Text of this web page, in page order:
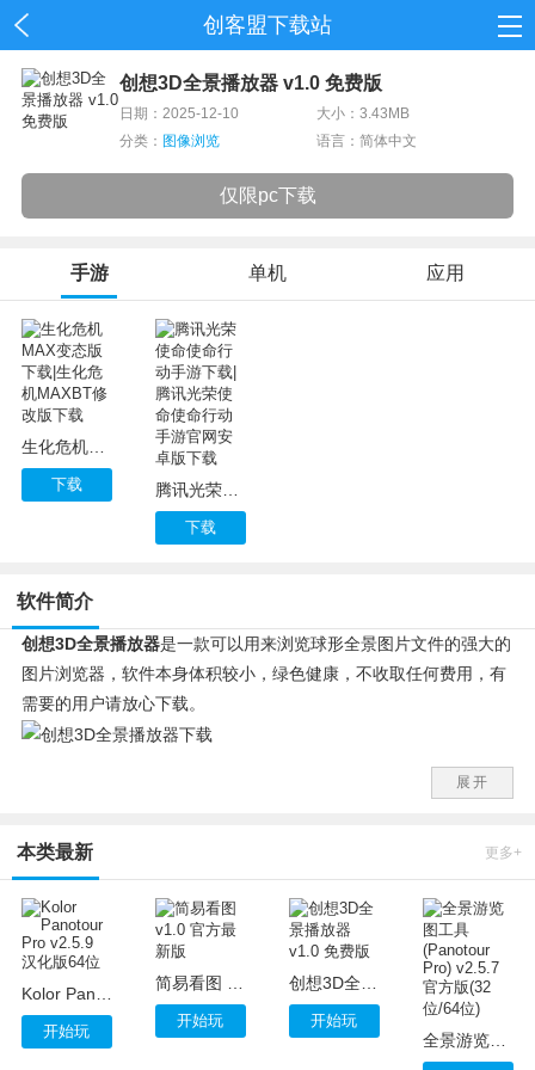
创客盟下载站
资讯
创想3D全景播放器 v1.0 免费版
日期：2025-12-10
大小：3.43MB
分类： 图像浏览 语言：简体中文
仅限pc下载
手游 单机 应用
生化危机MAX变态版下载|生化危机MAXBT修改版下载
下载 腾讯光荣使命使命行动手游下载|腾讯光荣使命使命行动手游官网安卓版下载
下载
软件简介
创想3D全景播放器是一款可以用来浏览球形全景图片文件的强大的
图片浏览器，软件本身体积较小，绿色健康，不收取任何费用，有
需要的用户请放心下载。
展开
本类最新 更多+
开始玩
开始玩
创想3D全景播放器 v1.0 免费版
开始玩
全景游览图工具(Panotour Pro) v2.5.7 官方版(32位/64位)